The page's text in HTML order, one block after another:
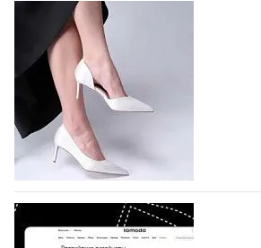
На участие в Московской
подано 1047 заявок
На участие в седьмой Московской
которая пройдет в российской
по 1 октября, уже подано 1047
половину из них (494) прислали
коллекции которых не были
07.08.2026 88
BALLINA представит свои
Shoes